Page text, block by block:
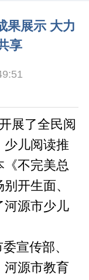
果展示 大力
享
展了全民阅
儿阅读推
《不完美总
开生面、
河源市少儿
宣传部、
河源市教育